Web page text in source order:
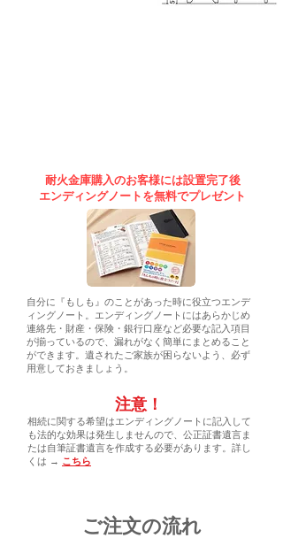
​耐火金庫購入のお客様には設置完了後
エンディングノートを無料でプレゼント
​自分に『もしも』のことがあった時に役立つエンデ
ィングノート。エンディングノートにはあらかじめ
連絡先・財産・保険・銀行口座など必要な記入項目
が揃っているので、漏れがなく簡単にまとめること
ができます。遺されたご家族が困らないよう、必ず
用意しておきましょう。
​注意！
相続に関する希望はエンディングノートに記入して
も法的な効果は発生しませんので、公正証書遺言ま
たは自筆証書遺言を作成する必要があります。詳し
くは → こちら
​ご注文の流れ